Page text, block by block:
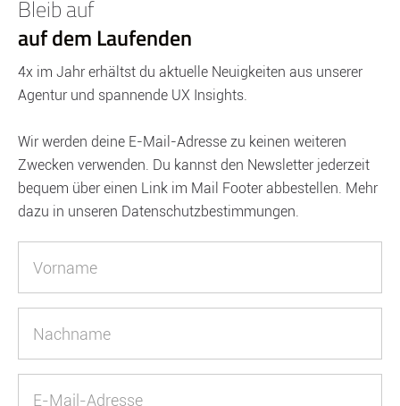
Bleib auf
auf dem Laufenden
4x im Jahr erhältst du aktuelle Neuigkeiten aus unserer
Agentur und spannende UX Insights.
Wir werden deine E-Mail-Adresse zu keinen weiteren
Zwecken verwenden. Du kannst den Newsletter jederzeit
bequem über einen Link im Mail Footer abbestellen. Mehr
dazu in unseren Datenschutzbestimmungen.